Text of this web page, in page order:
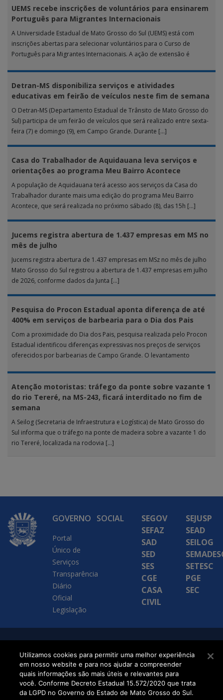
UEMS recebe inscrições de voluntários para ensinarem
Português para Migrantes Internacionais
A Universidade Estadual de Mato Grosso do Sul (UEMS) está com
inscrições abertas para selecionar voluntários para o Curso de
Português para Migrantes Internacionais. A ação de extensão é
Detran-MS disponibiliza serviços e atividades
educativas em feirão de veículos neste fim de semana
O Detran-MS (Departamento Estadual de Trânsito de Mato Grosso do
Sul) participa de um feirão de veículos que será realizado entre sexta-
feira (7) e domingo (9), em Campo Grande. Durante […]
Casa do Trabalhador de Aquidauana leva serviços e
orientações ao programa Meu Bairro Acontece
A população de Aquidauana terá acesso aos serviços da Casa do
Trabalhador durante mais uma edição do programa Meu Bairro
Acontece, que será realizada no próximo sábado (8), das 15h […]
Jucems registra abertura de 1.437 empresas em MS no
mês de julho
Jucems registra abertura de 1.437 empresas em MSz no mês de julho
Mato Grosso do Sul registrou a abertura de 1.437 empresas em julho
de 2026, conforme dados da Junta […]
Pesquisa do Procon Estadual aponta diferença de até
400% em serviços de barbearia para o Dia dos Pais
Com a proximidade do Dia dos Pais, pesquisa realizada pelo Procon
Estadual identificou diferenças expressivas nos preços de serviços
oferecidos por barbearias de Campo Grande. O levantamento
Atenção motoristas: tráfego da ponte sobre vazante 1
do rio Tereré, na MS-243, ficará interditado no fim de
semana
A Seilog (Secretaria de Infraestrutura e Logística) de Mato Grosso do
Sul informa que o tráfego na ponte de madeira sobre a vazante 1 do
rio Tereré, localizada na rodovia […]
GOVERNO
Portal
Único de
Serviços
Transparência
Diário
Oficial
Legislação
SOCIAL
SEGOV
SEFAZ
SAD
SED
SES
CGE
CASA
CIVIL
SEJUSP
SEAD
SEILOG
SETESC
PGE
SEC
Executiva de
Transformação Digital
Utilizamos cookies para permitir uma melhor experiência
em nosso website e para nos ajudar a compreender
quais informações são mais úteis e relevantes para
você. Conforme Decreto Estadual 15.572/2020 que trata
da LGPD no Governo do Estado de Mato Grosso do Sul.